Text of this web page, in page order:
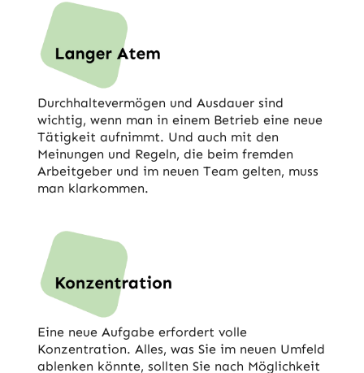
Durchhaltevermögen und Ausdauer sind
wichtig, wenn man in einem Betrieb eine neue
Tätigkeit aufnimmt. Und auch mit den
Meinungen und Regeln, die beim fremden
Arbeitgeber und im neuen Team gelten, muss
man klarkommen.
Eine neue Aufgabe erfordert volle
Konzentration. Alles, was Sie im neuen Umfeld
ablenken könnte, sollten Sie nach Möglichkeit